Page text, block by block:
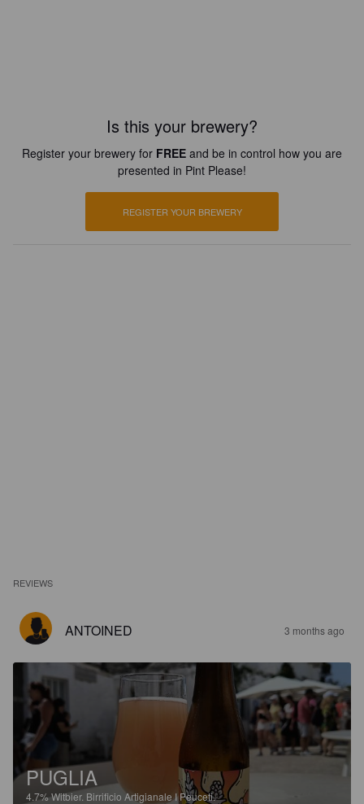
Is this your brewery?
Register your brewery for FREE and be in control how you are
presented in Pint Please!
REGISTER YOUR BREWERY
REVIEWS
ANTOINED 3 months ago
PUGLIA
4.7%Witbier. Birrificio Artigianale I Peuceti.